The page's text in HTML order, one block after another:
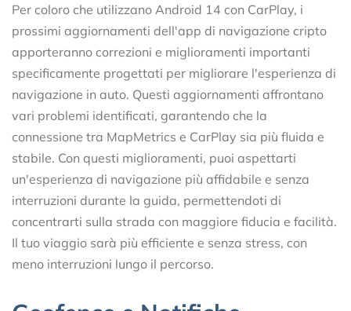
Per coloro che utilizzano Android 14 con CarPlay, i
prossimi aggiornamenti dell'app di navigazione cripto
apporteranno correzioni e miglioramenti importanti
specificamente progettati per migliorare l'esperienza di
navigazione in auto. Questi aggiornamenti affrontano
vari problemi identificati, garantendo che la
connessione tra MapMetrics e CarPlay sia più fluida e
stabile. Con questi miglioramenti, puoi aspettarti
un'esperienza di navigazione più affidabile e senza
interruzioni durante la guida, permettendoti di
concentrarti sulla strada con maggiore fiducia e facilità.
Il tuo viaggio sarà più efficiente e senza stress, con
meno interruzioni lungo il percorso.